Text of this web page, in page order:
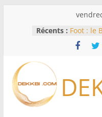
Récents : Foot : le
Maroc
Ceuta
2026 :